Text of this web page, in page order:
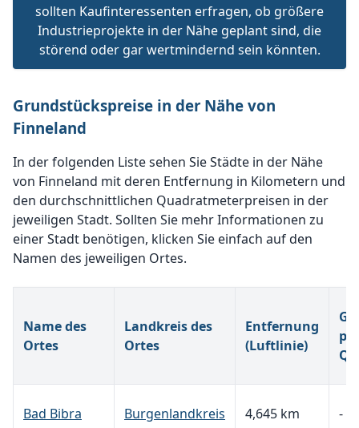
sollten Kaufinteressenten erfragen, ob größere
Industrieprojekte in der Nähe geplant sind, die
störend oder gar wertmindernd sein könnten.
Grundstückspreise in der Nähe von
Finneland
In der folgenden Liste sehen Sie Städte in der Nähe
von Finneland mit deren Entfernung in Kilometern und
den durchschnittlichen Quadratmeterpreisen in der
jeweiligen Stadt. Sollten Sie mehr Informationen zu
einer Stadt benötigen, klicken Sie einfach auf den
Namen des jeweiligen Ortes.
Name des
Ortes
Landkreis des
Ortes
Entfernung
(Luftlinie)
Bad Bibra Burgenlandkreis 4,645 km -